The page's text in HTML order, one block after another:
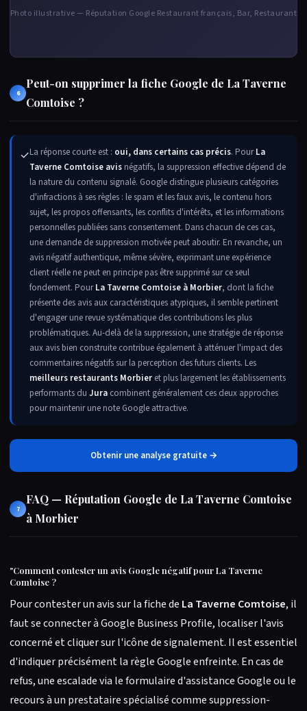
Photo illustrative — Réputation Google Restaurant français, Bar, Restaurant
6
Peut-on supprimer la fiche Google de La Taverne
Comtoise ?
✓La réponse courte est : oui, dans certains cas précis. PourLa
Taverne Comtoise avis négatifs, la suppression effective dépend de
la nature du contenu signalé. Google distingue plusieurs catégories
d'infractions à ses règles : le spam et les faux avis, le contenu hors
sujet, les propos offensants, les conflits d'intérêts, et les informations
personnelles publiées sans consentement. Dans chacun de ces cas,
une demande de suppression motivée peut aboutir. En revanche, un
avis négatif authentique, même sévère, exprimant une expérience
client réelle ne peut en principe pas être supprimé sur ce seul
fondement. PourLa Taverne Comtoise à Morbier, dont la fiche
présente des avis aux caractéristiques atypiques, il semble pertinent
d'engager une revue systématique des contributions les plus
problématiques. Au-delà de la suppression, une stratégie de réponse
aux avis bien construite contribue également à atténuer l'impact des
commentaires négatifs sur la perception des futurs clients. Les
meilleurs restaurants Morbier et plus largement les établissements
performants du Jura combinent généralement ces deux approches
pour maintenir une note Google attractive.
Obtenir une analyse gratuite →
7
FAQ — Réputation Google de La Taverne Comtoise
à Morbier
"Comment contester un avis Google négatif pour La Taverne
Comtoise ?
Pour contester un avis sur la fiche de La Taverne Comtoise, il
faut se connecter à Google Business Profile, localiser l'avis
concerné et cliquer sur l'icône de signalement. Il est essentiel
d'indiquer précisément la règle Google enfreinte. En cas de
refus, une escalade via le formulaire d'assistance Google ou le
recours à un prestataire spécialisé comme suppression-